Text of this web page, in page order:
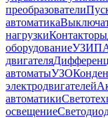
преобразователи
автоматика
нагрузкиКонтакторы
оборудованиеУЗИП
двигателя
автоматыУЗО
электродвигателей
автоматики
освещение